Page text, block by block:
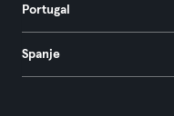
Portugal
Spanje